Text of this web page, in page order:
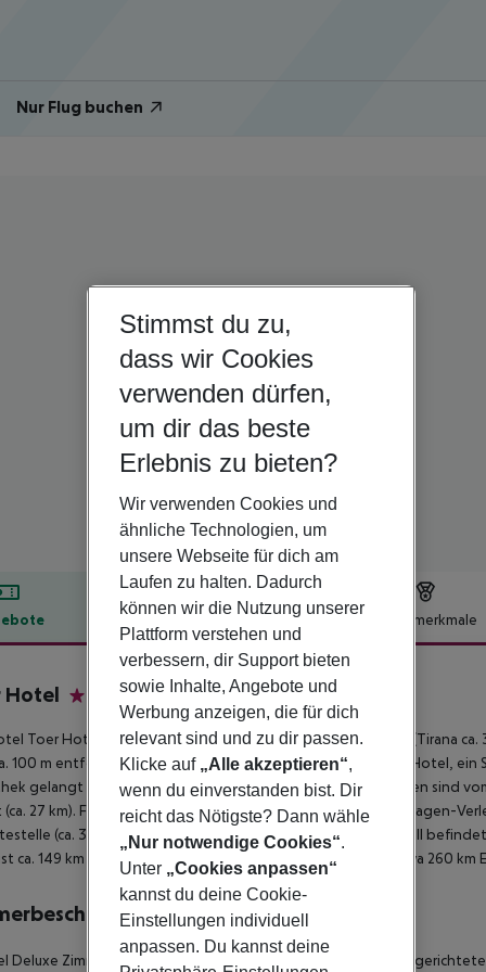
Nur Flug buchen
Hotelbeschreibung Hotelmerkmale
Hotel
Toer Hotel & SPA liegt ca. 75 km von Gjirokaster entfernt (Tirana
100 m entfernt. Einkaufsmöglichkeiten liegen ca. 50 m vom Hotel, ein
gelangt man nach rund 1 km. Folgende Sehenswürdigkeiten sind
27 km). Für Mobilität im Urlaub sorgen neben einem Mietwagen-
(ca. 30 m entfernt). Zur ärztlichen Versorgung im Notfall
ca. 149 km entfernt. Ein weiterer Flughafen (TIA) liegt in etwa 260 km
Deluxe Zimmer (Meerblick):
Die modern und komfortabel
Stimmst du zu,
dass wir Cookies
verwenden dürfen,
um dir das beste
Erlebnis zu bieten?
Wir verwenden Cookies und
ähnliche Technologien, um
unsere Webseite für dich am
Laufen zu halten. Dadurch
können wir die Nutzung unserer
Plattform verstehen und
verbessern, dir Support bieten
sowie Inhalte, Angebote und
Werbung anzeigen, die für dich
relevant sind und zu dir passen.
Klicke auf „Alle akzeptieren“,
wenn du einverstanden bist. Dir
reicht das Nötigste? Dann wähle
„Nur notwendige Cookies“.
Unter „Cookies anpassen“
kannst du deine Cookie-
Einstellungen individuell
anpassen. Du kannst deine